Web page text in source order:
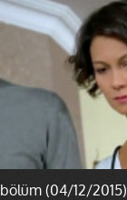
(04/12/2015)